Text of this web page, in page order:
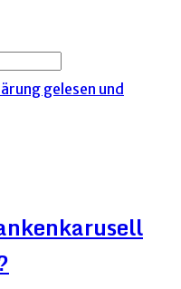
gelesen und